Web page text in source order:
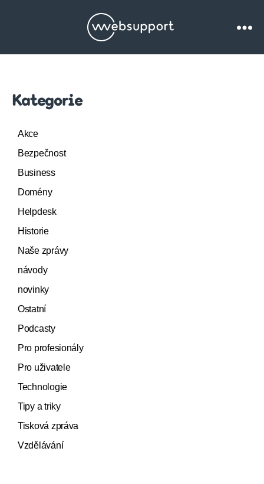
Websupport.cz
Kategorie
Akce
Bezpečnost
Business
Domény
Helpdesk
Historie
Naše zprávy
návody
novinky
Ostatní
Podcasty
Pro profesionály
Pro uživatele
Technologie
Tipy a triky
Tisková zpráva
Vzdělávání